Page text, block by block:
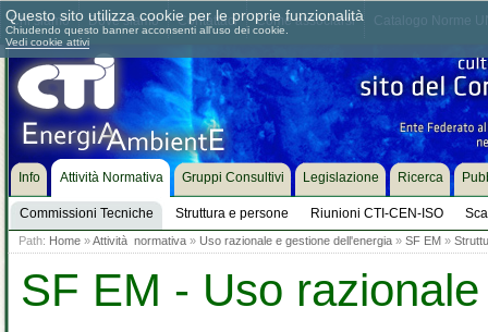
Chi siamo Dove siamo Contattaci Come associarsi
Info Attività Normativa
Commissioni Tecniche Struttura e persone Riunioni CTI-CEN-ISO
Gruppi Consultivi Legislazione Ricerca
Path: Home »Attività normativa » Uso razionale e gestione dell'energia » SF EM »
SF EM - Uso
Questo sito utilizza cookie per le proprie funzionalità
Chiudendo questo banner acconsenti all'uso dei cookie.
Vedi cookie attivi